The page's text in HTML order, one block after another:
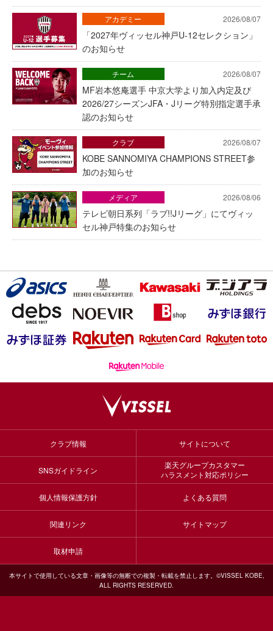
2026/08/07
「2027年ヴィッセル神戸U-12セレクション」
のお知らせ
アカデミー
2026/08/07
MF岩本悠庵選手 中京大学より加入内定及び
2026/27シーズンJFA・Jリーグ特別指定選手承
認のお知らせ
チーム
2026/08/07
KOBE SANNOMIYA CHAMPIONS STREET参
加のお知らせ
クラブ
2026/08/06
テレビ朝日系列「ラブ!!Jリーグ」にてヴィッ
セル神戸特集のお知らせ
メディア
クラブ情報 サイトについて
SNSガイドライン
楽天グループカスタマー
ハラスメント対応ポリシー
個人情報保護方針 よくある質問
関連リンク サイトマップ
取材申請
本サイトで使用している文章・画像等の無断での複製・転載を禁止します。©VISSEL KOBE,
ALL RIGHTS RESERVED.